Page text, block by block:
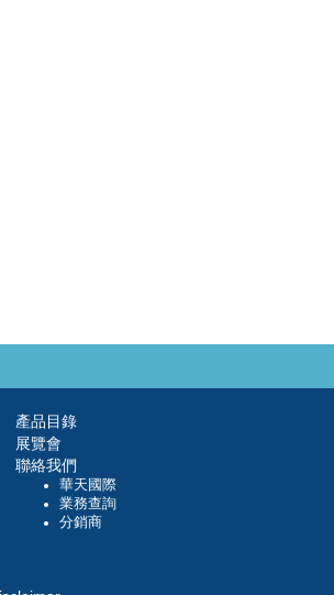
產品目錄
展覽會
聯絡我們
華天國際
業務查詢
分銷商